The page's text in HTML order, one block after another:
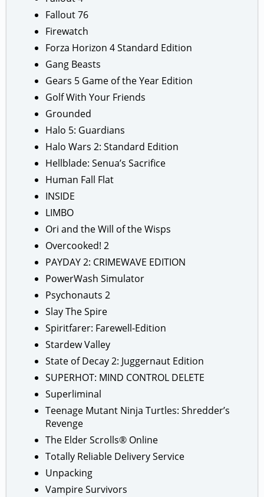
Fallout 76
Firewatch
Forza Horizon 4 Standard Edition
Gang Beasts
Gears 5 Game of the Year Edition
Golf With Your Friends
Grounded
Halo 5: Guardians
Halo Wars 2: Standard Edition
Hellblade: Senua’s Sacrifice
Human Fall Flat
INSIDE
LIMBO
Ori and the Will of the Wisps
Overcooked! 2
PAYDAY 2: CRIMEWAVE EDITION
PowerWash Simulator
Psychonauts 2
Slay The Spire
Spiritfarer: Farewell-Edition
Stardew Valley
State of Decay 2: Juggernaut Edition
SUPERHOT: MIND CONTROL DELETE
Superliminal
Teenage Mutant Ninja Turtles: Shredder’s
Revenge
The Elder Scrolls® Online
Totally Reliable Delivery Service
Unpacking
Vampire Survivors